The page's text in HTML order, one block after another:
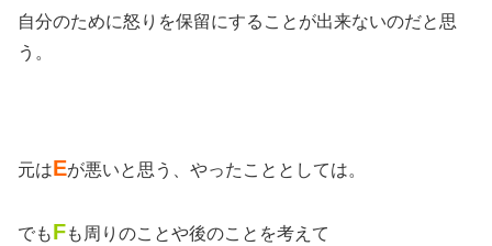
自分のために怒りを保留にすることが出来ないのだと思
う。
元はEが悪いと思う、やったこととしては。
でもFも周りのことや後のことを考えて